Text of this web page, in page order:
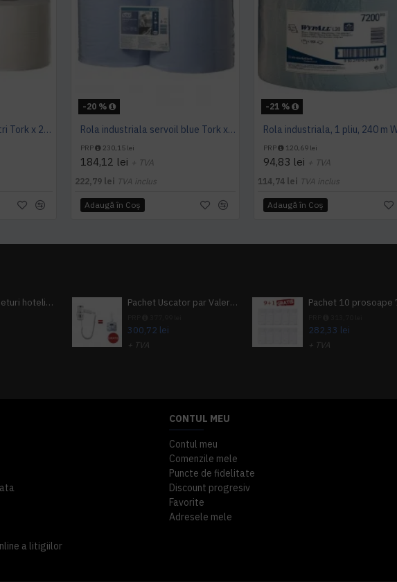
Rola industriala 510 metri Tork x 2, pret pe bax 2 role
-20 %
Rola industriala servoil blue Tork x2, pret pe bax de 2 role
PRP 230,15 lei
184,12 lei + TVA
222,79 lei TVA inclus
Adaugă în Coş
-21 %
PRP 120,69 lei
94,83 lei + TVA
114,74 lei TVA inclus
Adaugă în Coş
Pachet 100 seturi hoteliere, set dentar, set barbierit, casca de dus, pila unghii, set cusut Pachet Uscator par Valera Action Super Plus + GRATUIT Sampon si gel de dus Tork
300,72 lei
+ TVA
282,33 lei
+ TVA
a litigiilor
CONTUL MEU
Contul meu
Comenzile mele
Puncte de fidelitate
Discount progresiv
Favorite
Adresele mele